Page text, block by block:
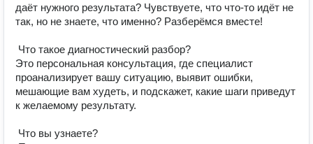
даёт нужного результата? Чувствуете, что что-то идёт не
так, но не знаете, что именно? Разберёмся вместе!
Это персональная консультация, где специалист
проанализирует вашу ситуацию, выявит ошибки,
мешающие вам худеть, и подскажет, какие шаги приведут
к желаемому результату.